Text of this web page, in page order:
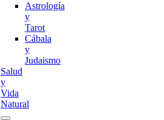
Astrología
y
Tarot
Cábala
y
Judaismo
Salud
y
Vida
Natural